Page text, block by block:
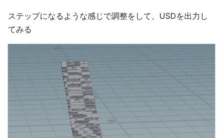
ステップになるような感じで調整をして、USDを出力し
てみる